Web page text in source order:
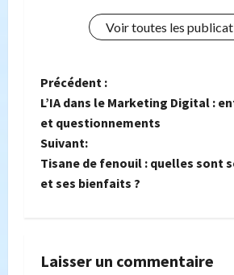
Voir toutes les
N
a
v
i
a
Précédent :
L’IA dans le Marketing Digital :
et questionnements
Suivant:
Tisane de fenouil : quelles sont
et ses bienfaits ?
Laisser un commentaire